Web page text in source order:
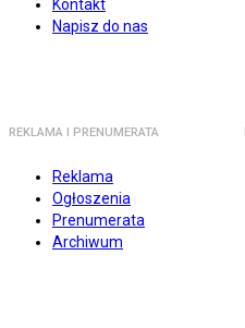
Kontakt
Napisz do nas
REKLAMA I PRENUMERATA
Reklama
Ogłoszenia
Prenumerata
Archiwum